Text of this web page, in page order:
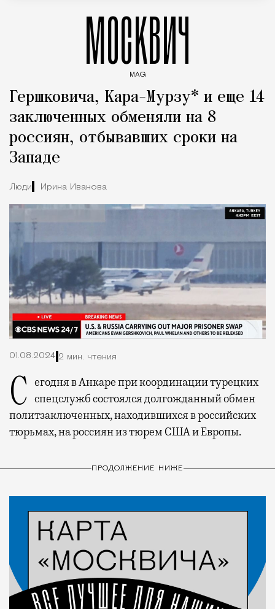
МОСКВИЧ
MAG
Гершковича, Кара-Мурзу* и еще 14
заключенных обменяли на 8
россиян, отбывавших сроки на
Западе
Люди Ирина Иванова
01.08.2024 2 мин. чтения
Сегодня в Анкаре при координации турецких спецслужб состоялся долгожданный обмен
политзаключенных, находившихся в российских
тюрьмах, на россиян из тюрем США и Европы.
ПРОДОЛЖЕНИЕ НИЖЕ